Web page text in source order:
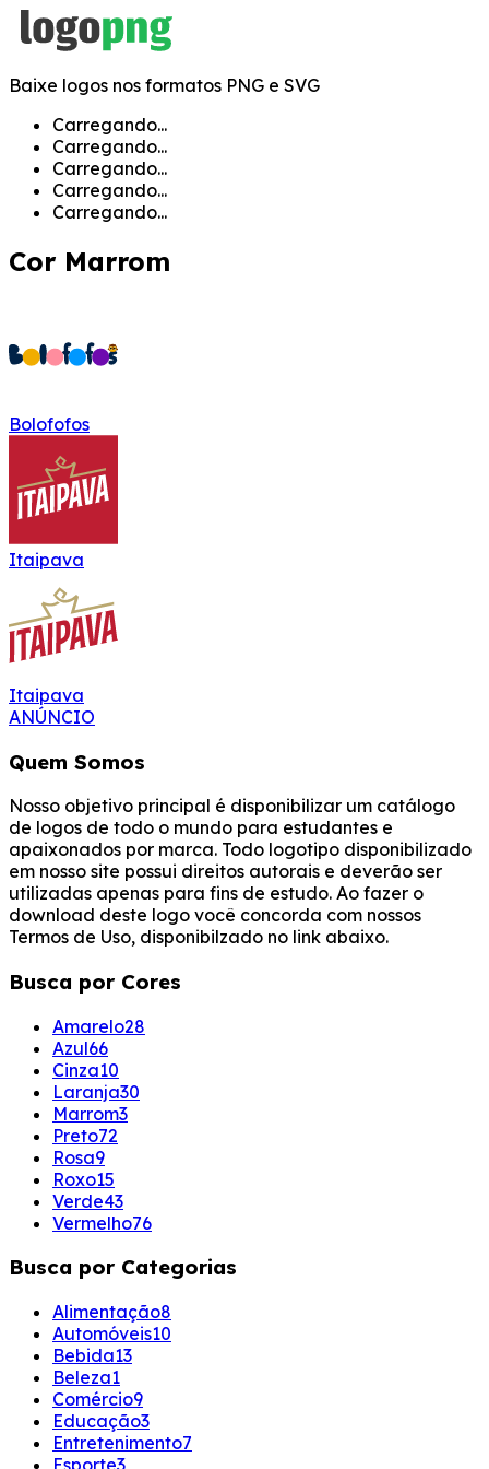
Baixe logos nos formatos PNG e SVG
Carregando...
Carregando...
Carregando...
Carregando...
Carregando...
Cor Marrom
Bolofofos
Itaipava
Itaipava
ANÚNCIO
Quem Somos
Nosso objetivo principal é disponibilizar um catálogo
de logos de todo o mundo para estudantes e
apaixonados por marca. Todo logotipo disponibilizado
em nosso site possui direitos autorais e deverão ser
utilizadas apenas para fins de estudo. Ao fazer o
download deste logo você concorda com nossos
Termos de Uso, disponibilzado no link abaixo.
Busca por Cores
Amarelo28
Azul66
Cinza10
Laranja30
Marrom3
Preto72
Rosa9
Roxo15
Verde43
Vermelho76
Busca por Categorias
Alimentação8
Automóveis10
Bebida13
Beleza1
Comércio9
Educação3
Entretenimento7